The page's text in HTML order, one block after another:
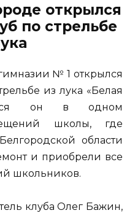
открылся
по стрельбе
№ 1 открылся
из лука «Белая
он в одном
школы, где
области
и приобрели все
школьников.
клуба Олег Бажин,